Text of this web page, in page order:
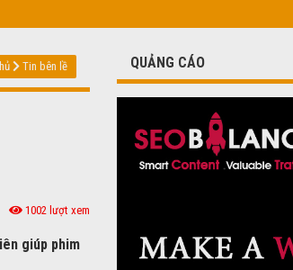
Tin bên lề
1002 lượt xem
giúp phim
QUẢNG CÁO